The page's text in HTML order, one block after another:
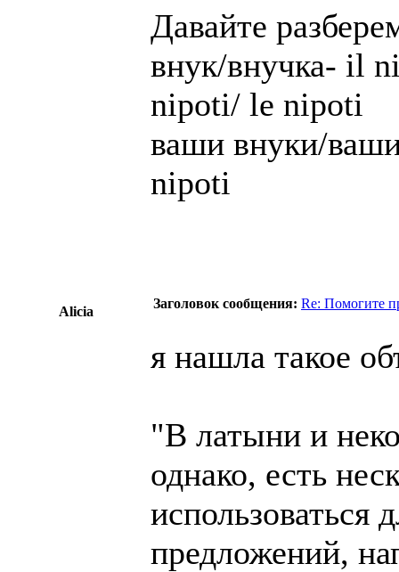
Давайте
внук/внучка- il
nipoti/ le nipoti
ваши внуки/
nipoti
Alicia
Заголовок сообщения: Re: Помогите
я нашла такое
"В латыни и
однако, есть
использоваться
предложений,